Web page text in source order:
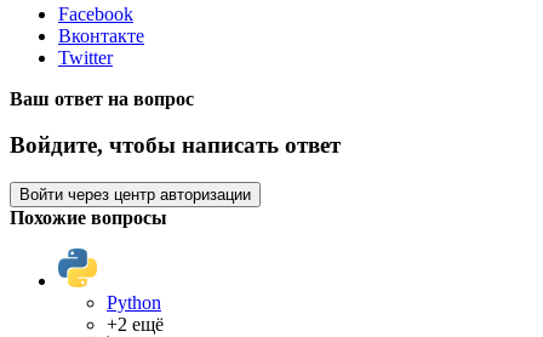
Facebook
Вконтакте
Twitter
Ваш ответ на вопрос
Войдите, чтобы написать ответ
Войти через центр авторизации
Похожие вопросы
Python
+2 ещё